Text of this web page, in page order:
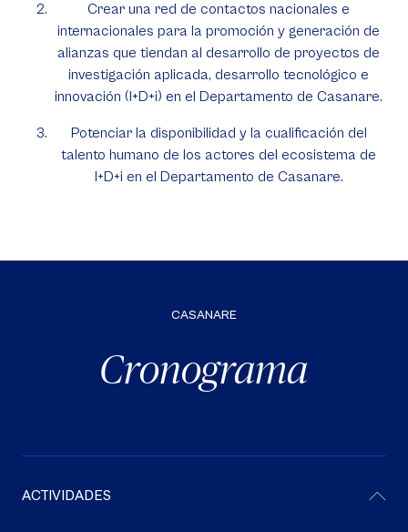
Crear una red de contactos nacionales e
internacionales para la promoción y generación de
alianzas que tiendan al desarrollo de proyectos de
investigación aplicada, desarrollo tecnológico e
innovación (I+D+i) en el Departamento de Casanare.
Potenciar la disponibilidad y la cualificación del
talento humano de los actores del ecosistema de
I+D+i en el Departamento de Casanare.
CASANARE
Cronograma
ACTIVIDADES